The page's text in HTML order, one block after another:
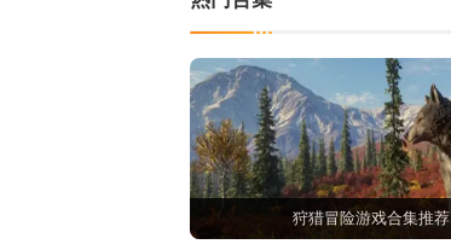
狩猎冒险游戏合集推荐